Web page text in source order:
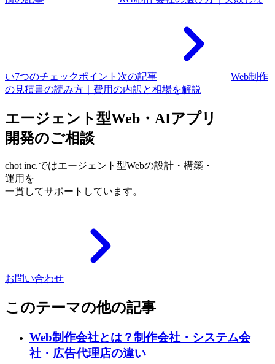
い7つのチェックポイント 次の記事
Web制作
の見積書の読み方｜費用の内訳と相場を解説
エージェント型Web・AIアプリ
開発のご相談
chot inc.ではエージェント型Webの設計・構築・
運用を
一貫してサポートしています。
お問い合わせ
このテーマの他の記事
Web制作会社とは？制作会社・システム会
社・広告代理店の違い